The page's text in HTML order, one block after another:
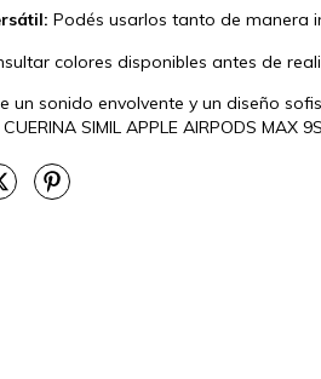
Podés usarlos tanto de manera
colores disponibles antes de
un sonido envolvente y un diseño
CUERINA SIMIL APPLE AIRPODS MAX